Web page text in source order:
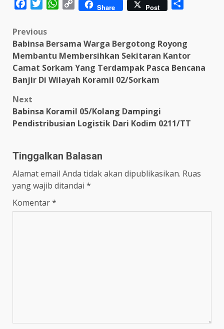
FacebookTwitterWhatsApp
Copy Share Post
Post
navigation
Previous
Babinsa Bersama Warga Bergotong Royong
Membantu Membersihkan Sekitaran Kantor
Camat Sorkam Yang Terdampak Pasca Bencana
Banjir Di Wilayah Koramil 02/Sorkam
Next
Babinsa Koramil 05/Kolang Dampingi
Pendistribusian Logistik Dari Kodim 0211/TT
Tinggalkan Balasan
Alamat email Anda tidak akan dipublikasikan. Ruas
yang wajib ditandai *
Komentar*